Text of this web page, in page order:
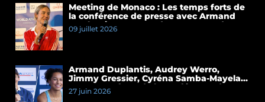
Meeting de Monaco : Les temps forts de
la conférence de presse avec Armand
Duplantis et Cassandre Beaugrand
09 juillet 2026
Armand Duplantis, Audrey Werro,
Jimmy Gressier, Cyréna Samba-Mayela…
Les temps forts de la conférence de
presse du Meeting de Paris 2026
27 juin 2026